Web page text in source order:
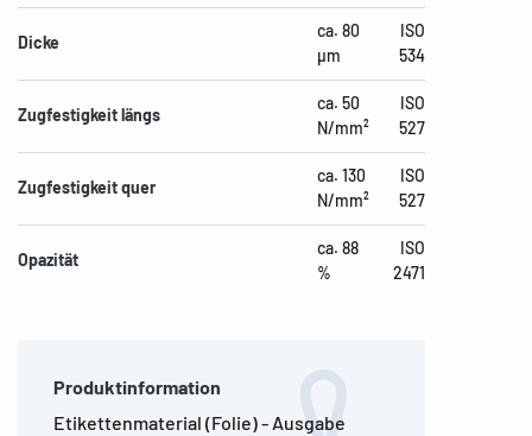
Dicke
ca. 80
µm
ISO
534
Zugfestigkeit längs
ca. 50
N/mm²
ISO
527
Zugfestigkeit quer
ca. 130
N/mm²
ISO
527
Opazität
ca. 88
%
ISO
2471
Produktinformation
Etikettenmaterial (Folie) - Ausgabe